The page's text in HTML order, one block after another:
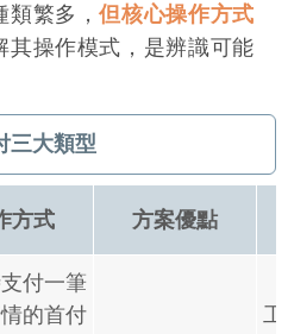
類繁多，但核心操作方式
其操作模式，是辨識可能
三大類型
方式 方案優點
付一筆
的首付